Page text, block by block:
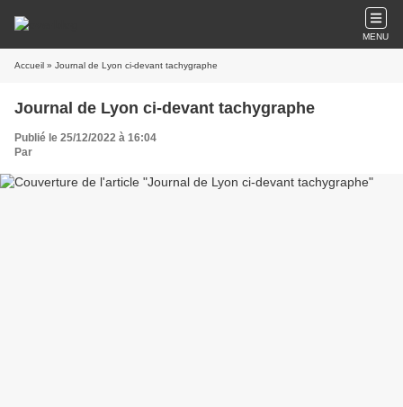
MENU
Accueil » Journal de Lyon ci-devant tachygraphe
Journal de Lyon ci-devant tachygraphe
Publié le 25/12/2022 à 16:04
Par